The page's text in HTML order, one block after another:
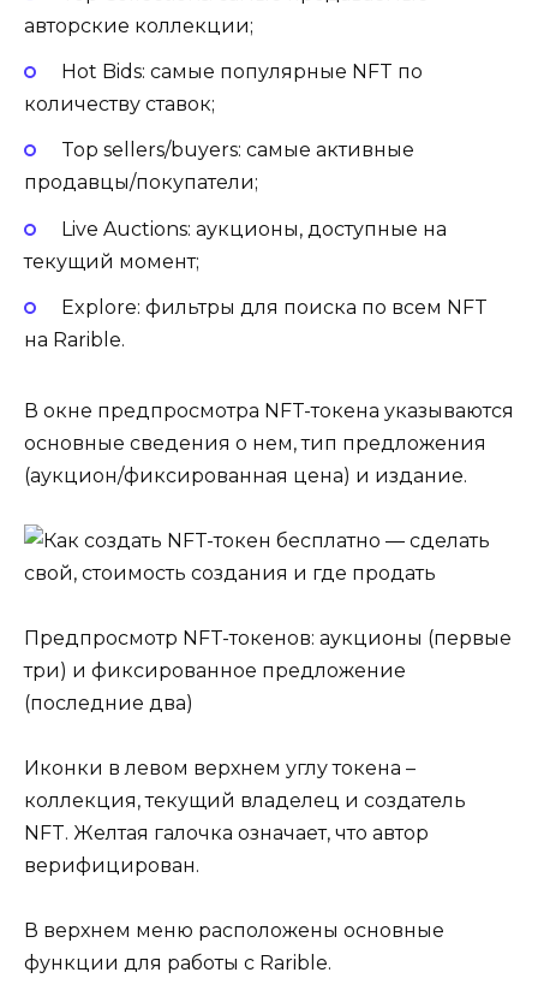
авторские коллекции;
Hot Bids: самые популярные NFT по
количеству ставок;
Top sellers/buyers: самые активные
продавцы/покупатели;
Live Auctions: аукционы, доступные на
текущий момент;
Explore: фильтры для поиска по всем NFT
на Rarible.
В окне предпросмотра NFT-токена указываются
основные сведения о нем, тип предложения
(аукцион/фиксированная цена) и издание.
Предпросмотр NFT-токенов: аукционы (первые
три) и фиксированное предложение
(последние два)
Иконки в левом верхнем углу токена –
коллекция, текущий владелец и создатель
NFT. Желтая галочка означает, что автор
верифицирован.
В верхнем меню расположены основные
функции для работы с Rarible.